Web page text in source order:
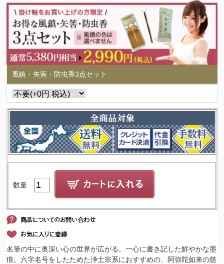
風鎮・矢筈・防虫香3点セット
数量
名筆の中に奥深い心の世界が広がる。一心に書き記した鮮やかな墨
痕。六字名号をしたためた浄土宗系におすすめの、阿弥陀如来の慈